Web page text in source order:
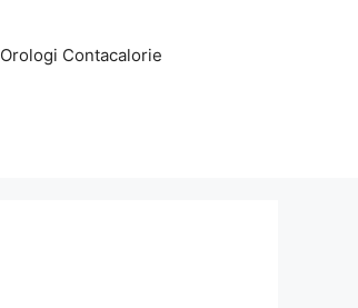
Orologi Contacalorie